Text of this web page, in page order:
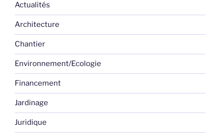
Actualités
Architecture
Chantier
Environnement/Ecologie
Financement
Jardinage
Juridique